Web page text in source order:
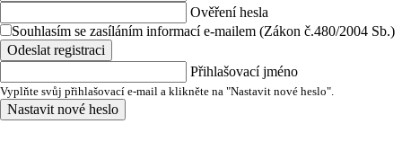
Ověření hesla
Souhlasím se zasíláním informací e-mailem (Zákon č.480/2004 Sb.)
Odeslat registraci
Přihlašovací jméno
Vyplňte svůj přihlašovací e-mail a klikněte na "Nastavit nové heslo".
Nastavit nové heslo